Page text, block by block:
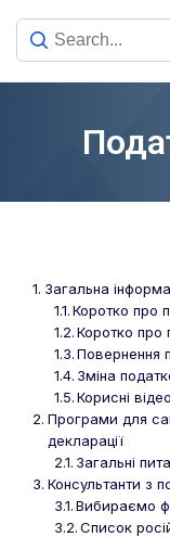
Загальна
Коротко про
Коротко про
Повернення
Зміна
Корисні відео
Програми для
декларації
Загальні
Консультанти з
Вибираємо
Список